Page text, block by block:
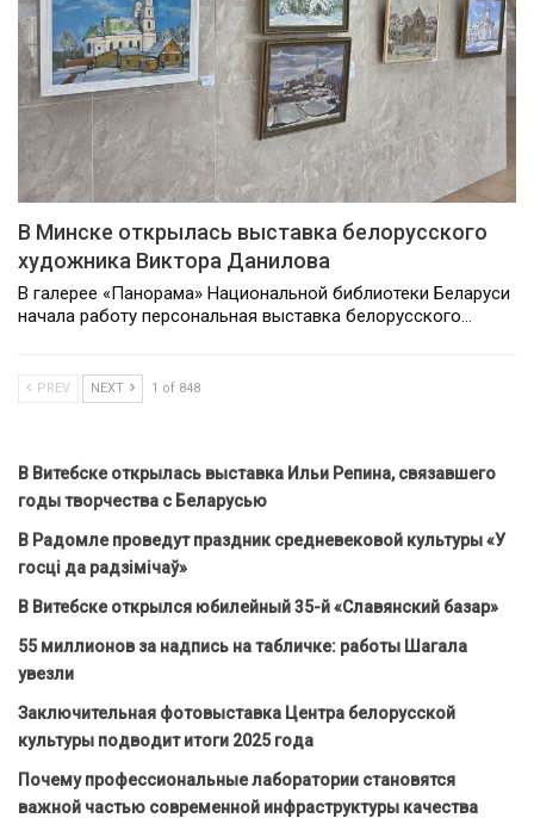
В Минске открылась выставка белорусского
художника Виктора Данилова
В галерее «Панорама» Национальной библиотеки Беларуси
начала работу персональная выставка белорусского…
PREV NEXT 1 of 848
В Витебске открылась выставка Ильи Репина, связавшего
годы творчества с Беларусью
В Радомле проведут праздник средневековой культуры «У
госці да радзімічаў»
В Витебске открылся юбилейный 35-й «Славянский базар»
55 миллионов за надпись на табличке: работы Шагала
увезли
Заключительная фотовыставка Центра белорусской
культуры подводит итоги 2025 года
Почему профессиональные лаборатории становятся
важной частью современной инфраструктуры качества